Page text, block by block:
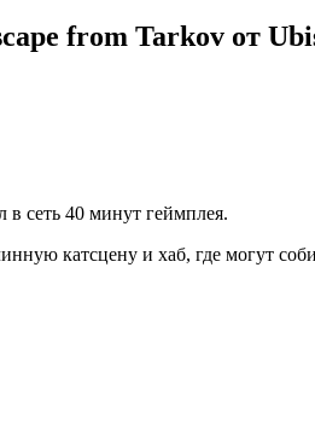
from Tarkov от
в сеть 40 минут геймплея.
катсцену и хаб, где могут